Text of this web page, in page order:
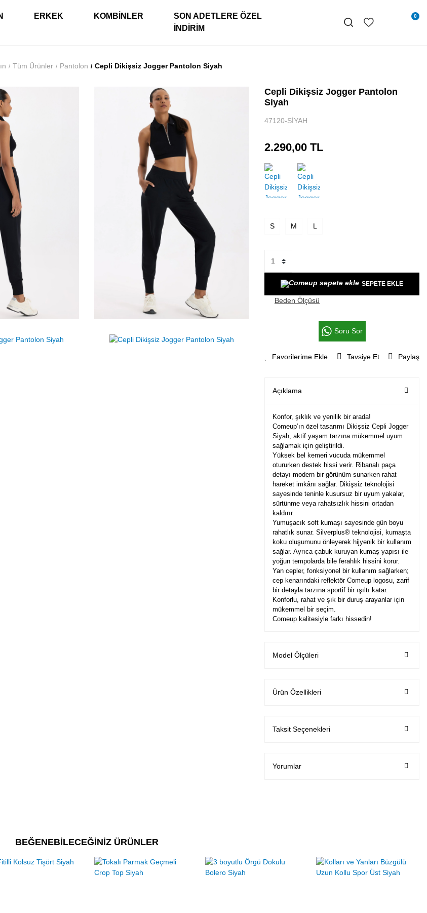
ERKEK KOMBINLER
SON ADETLERE ÖZEL
İNDIRIM
0
Tüm Ürünler Pantolon Cepli Dikişsiz Jogger Pantolon Siyah
Cepli Dikişsiz Jogger Pantolon
Siyah
47120-SİYAH
2.290,00 TL
S M L
SEPETE EKLE
Beden Ölçüsü
Soru Sor
Tavsiye Et Paylaş
Açıklama
Konfor, şıklık ve yenilik bir arada!
Comeup’ın özel tasarımı Dikişsiz Cepli Jogger
Siyah, aktif yaşam tarzına mükemmel uyum
sağlamak için geliştirildi.
Yüksek bel kemeri vücuda mükemmel
otururken destek hissi verir. Ribanalı paça
detayı modern bir görünüm sunarken rahat
hareket imkânı sağlar. Dikişsiz teknolojisi
sayesinde teninle kusursuz bir uyum yakalar,
sürtünme veya rahatsızlık hissini ortadan
kaldırır.
Yumuşacık soft kumaşı sayesinde gün boyu
rahatlık sunar. Silverplus® teknolojisi, kumaşta
koku oluşumunu önleyerek hijyenik bir kullanım
sağlar. Ayrıca çabuk kuruyan kumaş yapısı ile
yoğun tempolarda bile ferahlık hissini korur.
Yan cepler, fonksiyonel bir kullanım sağlarken;
cep kenarındaki reflektör Comeup logosu, zarif
bir detayla tarzına sportif bir ışıltı katar.
Konforlu, rahat ve şık bir duruş arayanlar için
mükemmel bir seçim.
Comeup kalitesiyle farkı hissedin!
Model Ölçüleri
Ürün Özellikleri
Taksit Seçenekleri
Yorumlar
BEĞENEBİLECEĞİNİZ ÜRÜNLER